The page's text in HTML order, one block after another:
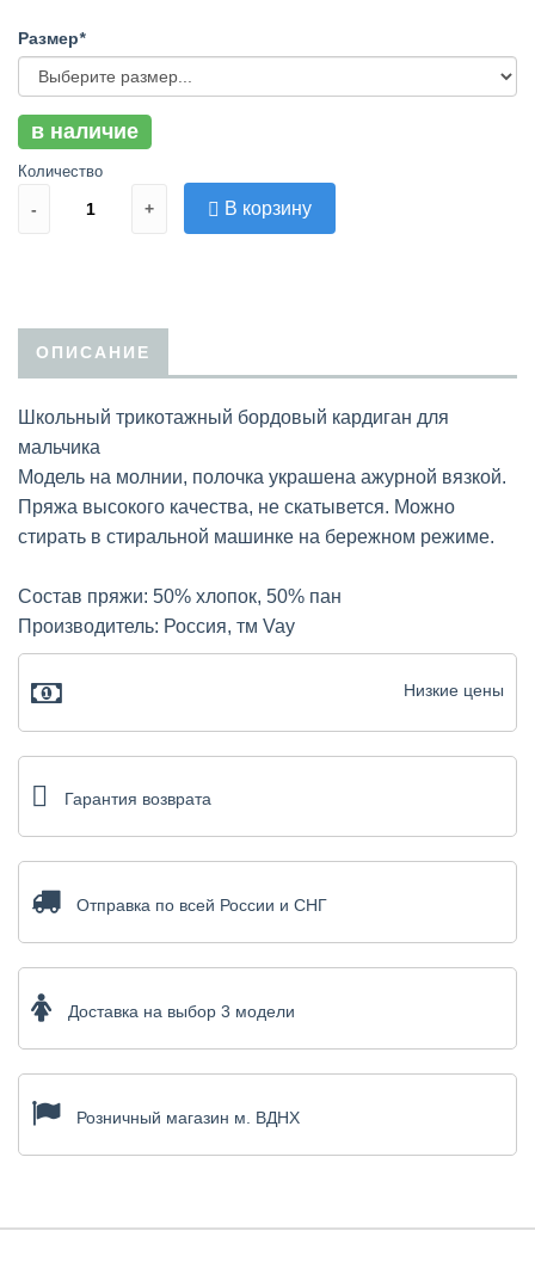
Размер*
в наличие
Количество
- + В корзину
ОПИСАНИЕ
Школьный трикотажный бордовый кардиган для
мальчика
Модель на молнии, полочка украшена ажурной вязкой.
Пряжа высокого качества, не скатывется. Можно
стирать в стиральной машинке на бережном режиме.
Состав пряжи: 50% хлопок, 50% пан
Производитель: Россия, тм Vay
Низкие цены
Гарантия возврата
Отправка по всей России и СНГ
Доставка на выбор 3 модели
Розничный магазин м. ВДНХ